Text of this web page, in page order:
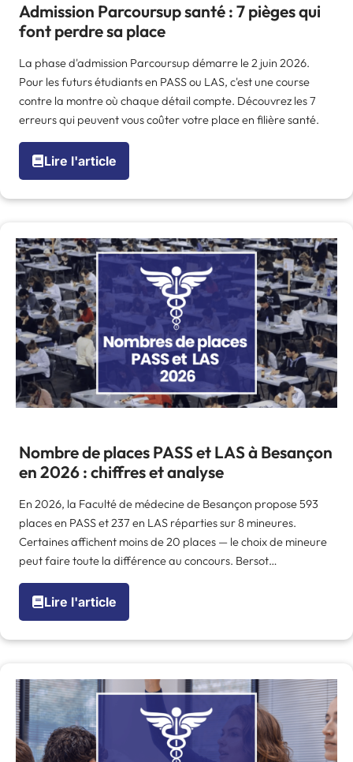
Admission Parcoursup santé : 7 pièges qui
font perdre sa place
La phase d'admission Parcoursup démarre le 2 juin 2026.
Pour les futurs étudiants en PASS ou LAS, c'est une course
contre la montre où chaque détail compte. Découvrez les 7
erreurs qui peuvent vous coûter votre place en filière santé.
Lire l'article
Nombre de places PASS et LAS à Besançon
en 2026 : chiffres et analyse
En 2026, la Faculté de médecine de Besançon propose 593
places en PASS et 237 en LAS réparties sur 8 mineures.
Certaines affichent moins de 20 places — le choix de mineure
peut faire toute la différence au concours. Bersot…
Lire l'article